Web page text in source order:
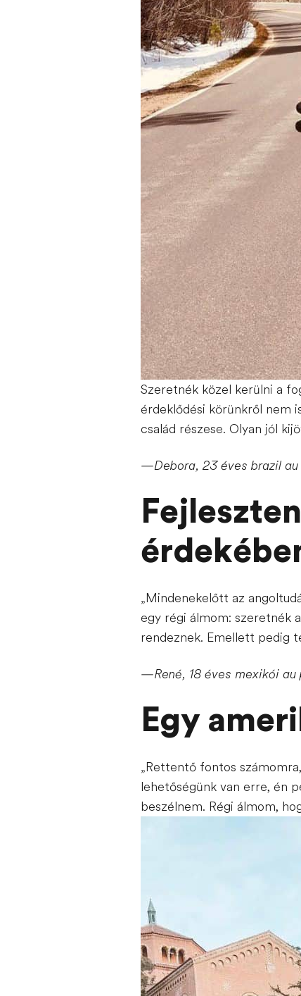
Szeretnék közel kerülni a
érdeklődési körünkről nem
család részese. Olyan jól
—Debora, 23 éves brazil au
„Mindenekelőtt az
egy régi álmom: szeretnék
rendeznek. Emellett pedig
—René, 18 éves mexikói au
Egy
„Rettentő fontos
lehetőségünk van erre, én
beszélnem. Régi álmom,